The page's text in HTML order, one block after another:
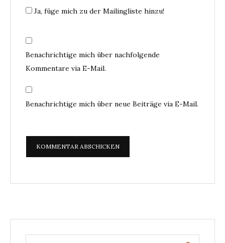
Ja, füge mich zu der Mailingliste hinzu!
Benachrichtige mich über nachfolgende
Kommentare via E-Mail.
Benachrichtige mich über neue Beiträge via E-Mail.